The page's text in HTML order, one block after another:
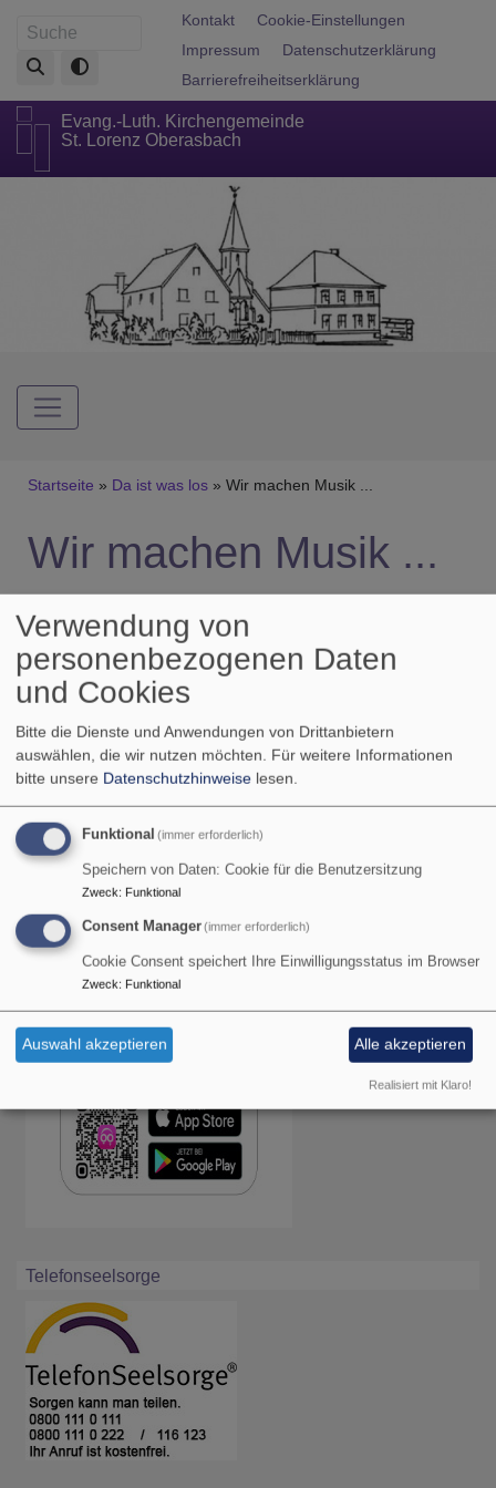
zum
Inhalt
Suche Fußbereichsmenü
Kontakt
Cookie-Einstellungen
Impressum
Datenschutzerklärung
Barrierefreiheitserklärung
Evang.-Luth. Kirchengemeinde
St. Lorenz Oberasbach
Hauptnavigation
Breadcrumb
Startseite Da ist was los Wir machen Musik ...
Wir machen Musik ...
... Sängerinnen und Sänger mit ihren Stimmen im Chor
> Chorenzo.
... Bläserinnen und Bläser im
... Musikbegeisterte in Projekten mitGo Band.
Churchpool
Telefonseelsorge
Verwendung von
personenbezogenen Daten
und Cookies
Bitte die Dienste und Anwendungen von Drittanbietern
auswählen, die wir nutzen möchten. Für weitere Informationen
bitte unsere Datenschutzhinweise lesen.
Funktional (immer erforderlich)
Speichern von Daten: Cookie für die Benutzersitzung
Zweck: Funktional
Consent Manager(immer erforderlich)
Cookie Consent speichert Ihre Einwilligungsstatus im Browser
Zweck: Funktional
Auswahl akzeptieren Alle akzeptieren
Realisiert mit Klaro!